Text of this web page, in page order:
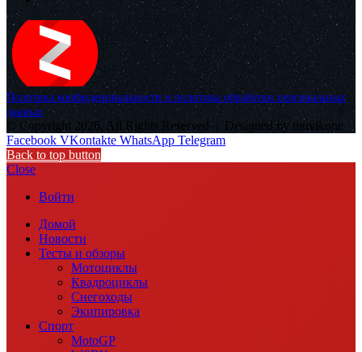
Политика конфиденциальности и политика обработки персональных
данных
© Copyright 2026, All Rights Reserved | Designed by muvikone
Facebook VKontakte WhatsApp Telegram
Back to top button
Close
Войти
Домой
Новости
Тесты и обзоры
Мотоциклы
Квадроциклы
Снегоходы
Экипировка
Спорт
MotoGP